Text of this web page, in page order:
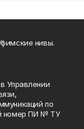
нивы.
Управлении
по
номер ПИ № ТУ